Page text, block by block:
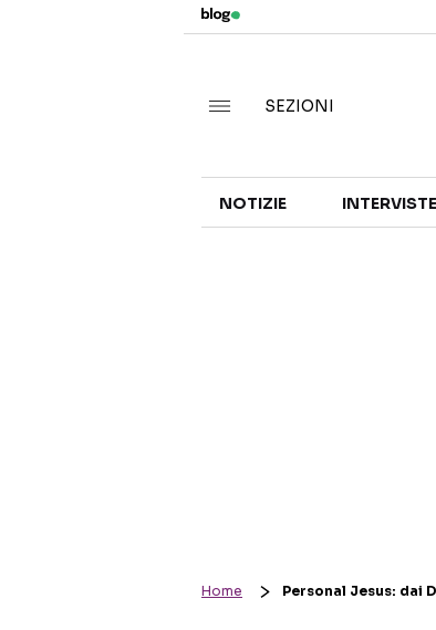
SEZIONI
NOTIZIE INTERVISTE
Home Personal Jesus: dai